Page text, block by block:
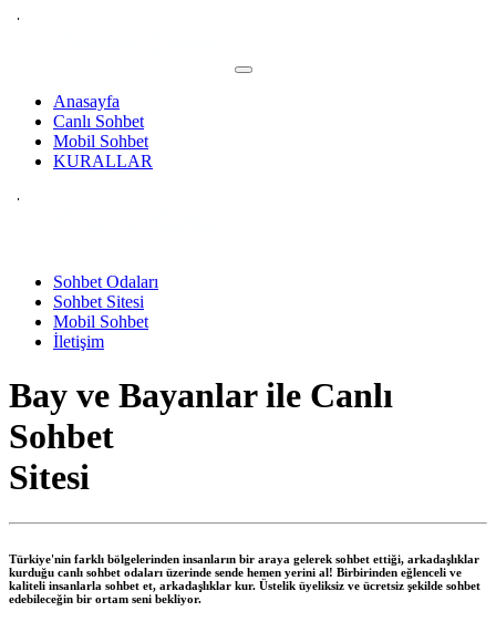
Anasayfa
Canlı Sohbet
Mobil Sohbet
KURALLAR
Sohbet Odaları
Sohbet Sitesi
Mobil Sohbet
İletişim
Bay ve Bayanlar ile Canlı
Sohbet
Sitesi
Türkiye'nin farklı bölgelerinden insanların bir araya gelerek sohbet ettiği, arkadaşlıklar
kurduğu canlı sohbet odaları üzerinde sende hemen yerini al! Birbirinden eğlenceli ve
kaliteli insanlarla sohbet et, arkadaşlıklar kur. Üstelik üyeliksiz ve ücretsiz şekilde sohbet
edebileceğin bir ortam seni bekliyor.